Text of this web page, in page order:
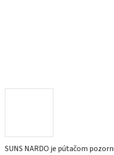
SUNS NARDO je pútačom